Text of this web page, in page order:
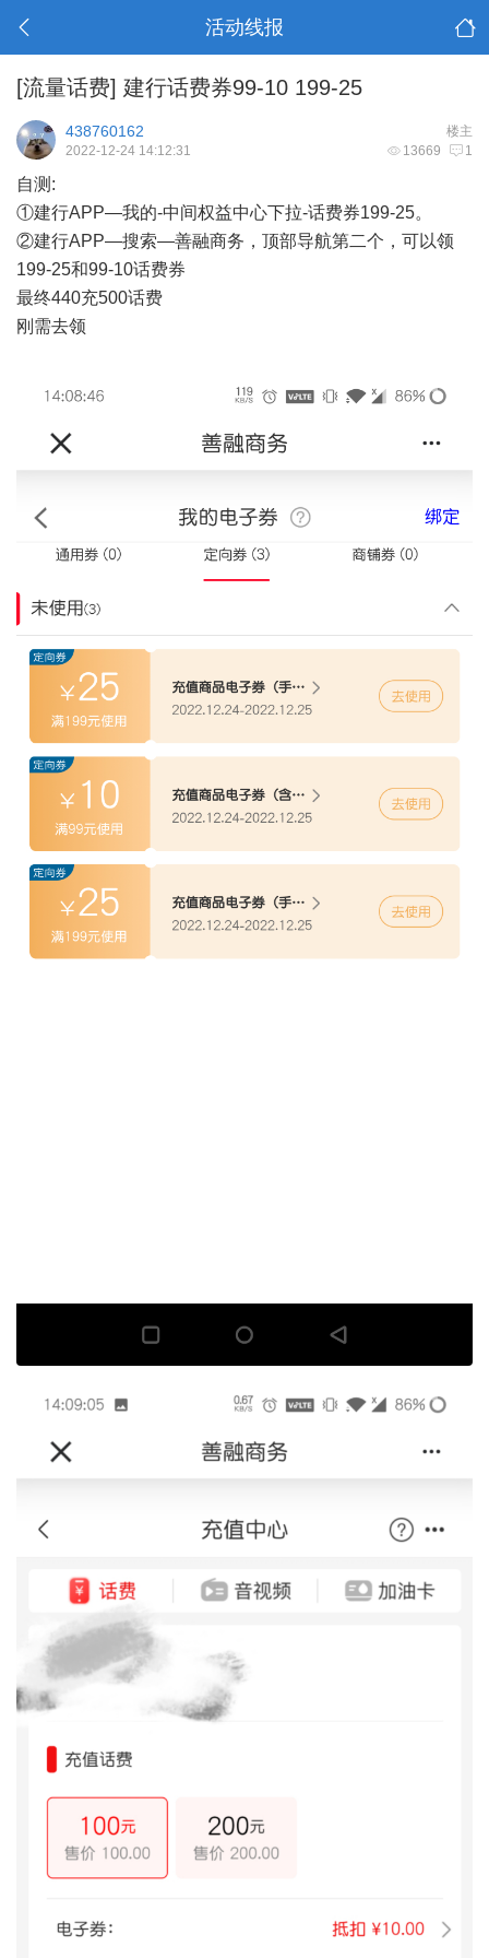
活动线报
[流量话费] 建行话费券99-10 199-25
楼主
438760162
13669 1
2022-12-24 14:12:31
自测:
①建行APP—我的-中间权益中心下拉-话费券199-25。
②建行APP—搜索—善融商务，顶部导航第二个，可以领
199-25和99-10话费券
最终440充500话费
刚需去领